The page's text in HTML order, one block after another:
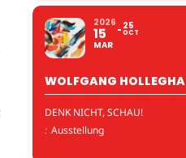
2026
15
MAR
25
OCT
WOLFGANG HOLLEGHA
DENK NICHT, SCHAU!
: Ausstellung